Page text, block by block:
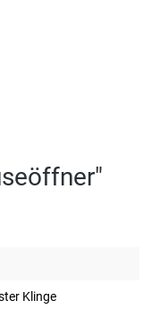
Klinge